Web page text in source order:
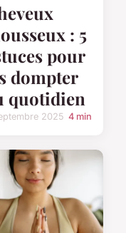
: 5
pour
dompter
quotidien
2025 4 min